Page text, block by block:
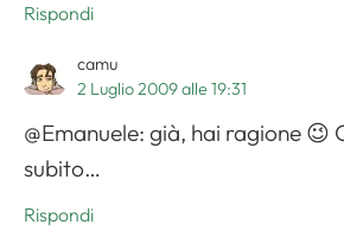
Rispondi
camu
2 Luglio 2009 alle 19:31
@Emanuele: già, hai ragione 😉
subito…
Rispondi